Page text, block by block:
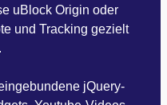
uBlock Origin oder
und Tracking gezielt
jQuery-